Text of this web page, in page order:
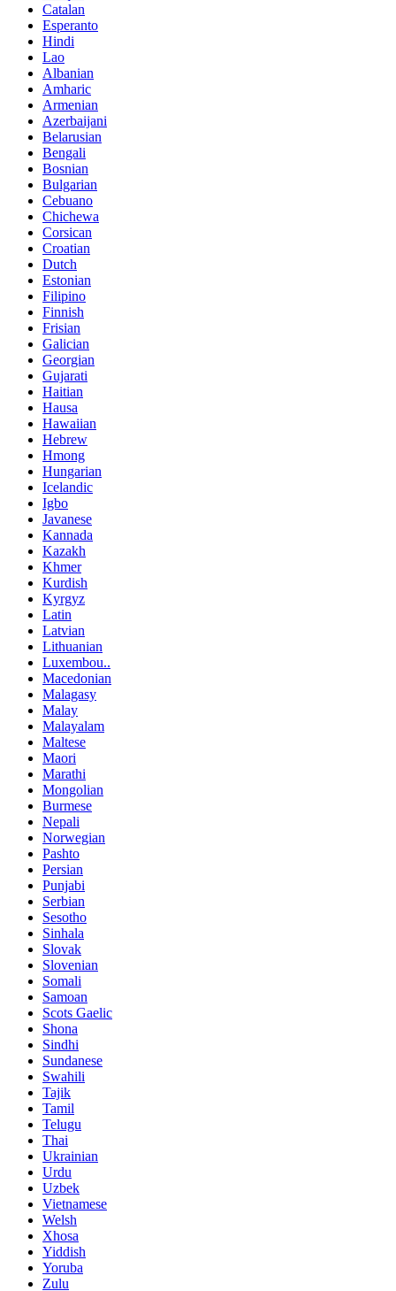
Catalan
Esperanto
Hindi
Lao
Albanian
Amharic
Armenian
Azerbaijani
Belarusian
Bengali
Bosnian
Bulgarian
Cebuano
Chichewa
Corsican
Croatian
Dutch
Estonian
Filipino
Finnish
Frisian
Galician
Georgian
Gujarati
Haitian
Hausa
Hawaiian
Hebrew
Hmong
Hungarian
Icelandic
Igbo
Javanese
Kannada
Kazakh
Khmer
Kurdish
Kyrgyz
Latin
Latvian
Lithuanian
Luxembou..
Macedonian
Malagasy
Malay
Malayalam
Maltese
Maori
Marathi
Mongolian
Burmese
Nepali
Norwegian
Pashto
Persian
Punjabi
Serbian
Sesotho
Sinhala
Slovak
Slovenian
Somali
Samoan
Scots Gaelic
Shona
Sindhi
Sundanese
Swahili
Tajik
Tamil
Telugu
Thai
Ukrainian
Urdu
Uzbek
Vietnamese
Welsh
Xhosa
Yiddish
Yoruba
Zulu